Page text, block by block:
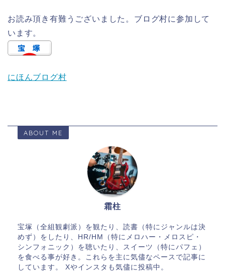
お読み頂き有難うございました。ブログ村に参加して
います。
にほんブログ村
ABOUT ME
霜柱
宝塚（全組観劇派）を観たり、読書（特にジャンルは決
めず）をしたり、HR/HM（特にメロハー・メロスピ・
シンフォニック）を聴いたり、スイーツ（特にパフェ）
を食べる事が好き。これらを主に気儘なペースで記事に
しています。 Xやインスタも気儘に投稿中。